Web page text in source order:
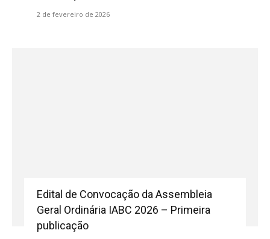
2 de fevereiro de 2026
Edital de Convocação da Assembleia
Geral Ordinária IABC 2026 – Primeira
publicação